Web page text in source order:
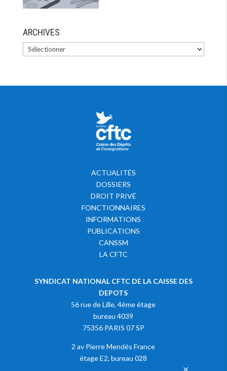
ARCHIVES
ACTUALITÉS
DOSSIERS
DROIT PRIVÉ
FONCTIONNAIRES
INFORMATIONS
PUBLICATIONS
CANSSM
LA CFTC
SYNDICAT NATIONAL CFTC DE LA CAISSE DES
DEPOTS
56 rue de Lille, 4éme étage
bureau 4039
75356 PARIS 07 SP
2 av Pierre Mendés France
étage E2, bureau 028